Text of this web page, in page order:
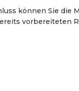
können Sie die
vorbereiteten